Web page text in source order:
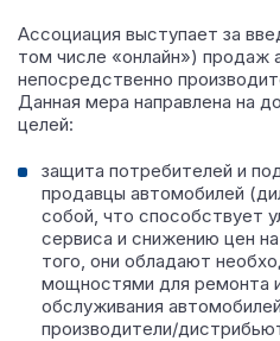
Ассоциация выступает за
том числе «онлайн») продаж
непосредственно
Данная мера направлена на
целей:
защита потребителей и
продавцы автомобилей
собой, что способствует
сервиса и снижению цен
того, они обладают
мощностями для ремонта
обслуживания
производители/